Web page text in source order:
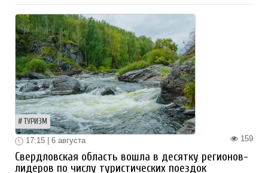
ТУРИЗМ
159
17:15 | 6 августа
Свердловская область вошла в десятку регионов-
лидеров по числу туристических поездок